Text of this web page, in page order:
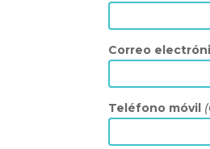
Correo
Teléfono móvil